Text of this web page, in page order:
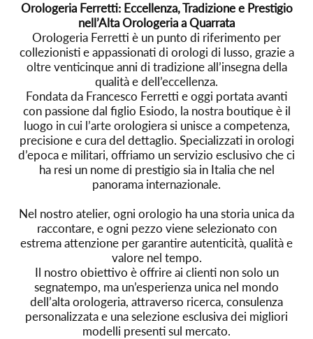
Orologeria Ferretti: Eccellenza, Tradizione e Prestigio
nell’Alta Orologeria a Quarrata
Orologeria Ferretti è un punto di riferimento per
collezionisti e appassionati di orologi di lusso, grazie a
oltre venticinque anni di tradizione all’insegna della
qualità e dell’eccellenza.
Fondata da Francesco Ferretti e oggi portata avanti
con passione dal figlio Esiodo, la nostra boutique è il
luogo in cui l’arte orologiera si unisce a competenza,
precisione e cura del dettaglio. Specializzati in orologi
d’epoca e militari, offriamo un servizio esclusivo che ci
ha resi un nome di prestigio sia in Italia che nel
panorama internazionale.
Nel nostro atelier, ogni orologio ha una storia unica da
raccontare, e ogni pezzo viene selezionato con
estrema attenzione per garantire autenticità, qualità e
valore nel tempo.
Il nostro obiettivo è offrire ai clienti non solo un
segnatempo, ma un’esperienza unica nel mondo
dell’alta orologeria, attraverso ricerca, consulenza
personalizzata e una selezione esclusiva dei migliori
modelli presenti sul mercato.